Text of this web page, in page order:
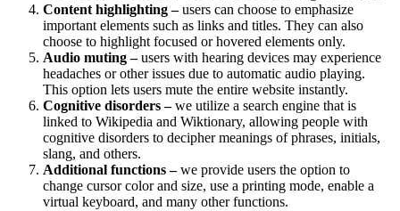
Content highlighting –users can choose to emphasize
important elements such as links and titles. They can also
choose to highlight focused or hovered elements only.
Audio muting –users with hearing devices may experience
headaches or other issues due to automatic audio playing.
This option lets users mute the entire website instantly.
Cognitive disorders –we utilize a search engine that is
linked to Wikipedia and Wiktionary, allowing people with
cognitive disorders to decipher meanings of phrases, initials,
slang, and others.
Additional functions –we provide users the option to
change cursor color and size, use a printing mode, enable a
virtual keyboard, and many other functions.